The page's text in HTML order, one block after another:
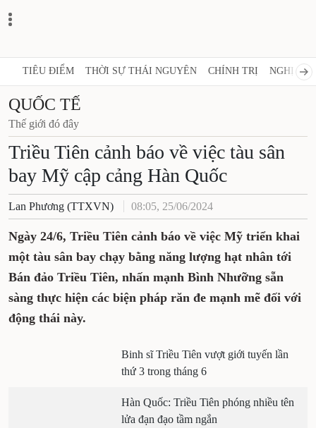
TIÊU ĐIỂM THỜI SỰ THÁI NGUYÊN CHÍNH TRỊ NGHỊ
QUỐC TẾ
Thế giới đó đây
Triều Tiên cảnh báo về việc
tàu sân bay Mỹ cập cảng Hàn
Quốc
Lan Phương (TTXVN) 08:05, 25/06/2024
Ngày 24/6, Triều Tiên cảnh báo về việc Mỹ
triển khai một tàu sân bay chạy bằng năng
lượng hạt nhân tới Bán đảo Triều Tiên,
nhấn mạnh Bình Nhưỡng sẵn sàng thực
Binh sĩ Triều Tiên vượt giới
tuyến lần thứ 3 trong tháng 6